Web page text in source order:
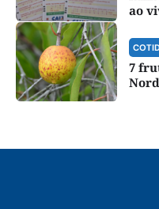
ao
7